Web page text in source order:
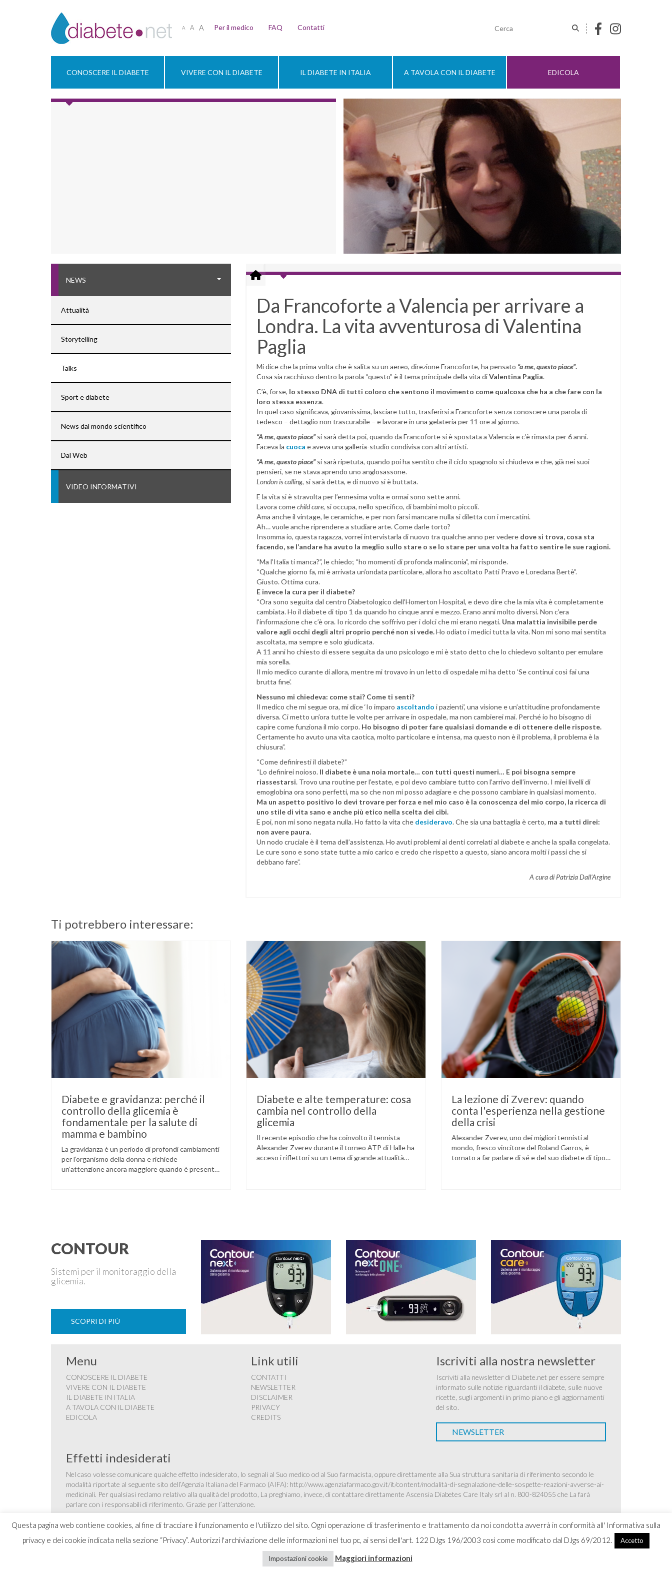
A A A Per il medico FAQ Contatti
CONOSCERE IL DIABETE VIVERE CON IL DIABETE IL DIABETE IN ITALIA A TAVOLA CON IL DIABETE EDICOLA
NEWS
Attualità
Storytelling
Talks
Sport e diabete
News dal mondo scientifico
Dal Web
VIDEO INFORMATIVI
Da Francoforte a Valencia per arrivare a
Londra. La vita avventurosa di Valentina
Paglia
Mi dice che la prima volta che è salita su un aereo, direzione Francoforte, ha pensato “a me, questo piace”.
Cosa sia racchiuso dentro la parola “questo” è il tema principale della vita diValentina Paglia.
C’è, forse, lo stesso DNA di tutti coloro che sentono il movimento come qualcosa che ha a che fare con la
loro stessa essenza.
In quel caso significava, giovanissima, lasciare tutto, trasferirsi a Francoforte senza conoscere una parola di
tedesco – dettaglio non trascurabile – e lavorare in una gelateria per 11 ore al giorno.
“A me, questo piace”si sarà detta poi, quando da Francoforte si è spostata a Valencia e c’è rimasta per 6 anni.
Faceva la cuoca e aveva una galleria-studio condivisa con altri artisti.
“A me, questo piace” si sarà ripetuta, quando poi ha sentito che il ciclo spagnolo si chiudeva e che, già nei suoi
pensieri, se ne stava aprendo uno anglosassone.
London is calling, si sarà detta, e di nuovo si è buttata.
E la vita si è stravolta per l’ennesima volta e ormai sono sette anni.
Lavora comechild care, si occupa, nello specifico, di bambini molto piccoli.
Ama anche il vintage, le ceramiche, e per non farsi mancare nulla si diletta con i mercatini.
Ah… vuole anche riprendere a studiare arte. Come darle torto?
Insomma io, questa ragazza, vorrei intervistarla di nuovo tra qualche anno per vedere dove si trova, cosa sta
facendo, se l’andare ha avuto la meglio sullo stare o se lo stare per una volta ha fatto sentire le sue ragioni.
“Ma l’Italia ti manca?”, le chiedo; “ho momenti di profonda malinconia”, mi risponde.
“Qualche giorno fa, mi è arrivata un’ondata particolare, allora ho ascoltato Patti Pravo e Loredana Bertè”.
Giusto. Ottima cura.
E invece la cura per il diabete?
“Ora sono seguita dal centro Diabetologico dell’Homerton Hospital, e devo dire che la mia vita è completamente
cambiata. Ho il diabete di tipo 1 da quando ho cinque anni e mezzo. Erano anni molto diversi. Non c’era
l’informazione che c’è ora. Io ricordo che soffrivo per i dolci che mi erano negati. Una malattia invisibile perde
valore agli occhi degli altri proprio perché non si vede.Ho odiato i medici tutta la vita. Non mi sono mai sentita
ascoltata, ma sempre e solo giudicata.
A 11 anni ho chiesto di essere seguita da uno psicologo e mi è stato detto che lo chiedevo soltanto per emulare
mia sorella.
Il mio medico curante di allora, mentre mi trovavo in un letto di ospedale mi ha detto ‘Se continui così fai una
brutta fine’.
Nessuno mi chiedeva: come stai? Come ti senti?
Il medico che mi segue ora, mi dice ‘Io imparo ascoltando i pazienti’, una visione e un’attitudine profondamente
diversa. Ci metto un’ora tutte le volte per arrivare in ospedale, ma non cambierei mai. Perché io ho bisogno di
capire come funziona il mio corpo. Ho bisogno di poter fare qualsiasi domande e di ottenere delle risposte.
Certamente ho avuto una vita caotica, molto particolare e intensa, ma questo non è il problema, il problema è la
chiusura”.
“Come definiresti il diabete?”
“Lo definirei noioso. Il diabete è una noia mortale… con tutti questi numeri… E poi bisogna sempre
riassestarsi. Trovo una routine per l’estate, e poi devo cambiare tutto con l’arrivo dell’inverno. I miei livelli di
emoglobina ora sono perfetti, ma so che non mi posso adagiare e che possono cambiare in qualsiasi momento.
Ma un aspetto positivo lo devi trovare per forza e nel mio caso è la conoscenza del mio corpo, la ricerca di
uno stile di vita sano e anche più etico nella scelta dei cibi.
E poi, non mi sono negata nulla. Ho fatto la vita che desideravo. Che sia una battaglia è certo, ma a tutti direi:
non avere paura.
Un nodo cruciale è il tema dell’assistenza. Ho avuti problemi ai denti correlati al diabete e anche la spalla congelata.
Le cure sono e sono state tutte a mio carico e credo che rispetto a questo, siano ancora molti i passi che si
debbano fare”.
A cura di Patrizia Dall’Argine
Ti potrebbero interessare:
Diabete e gravidanza: perché il
controllo della glicemia è
fondamentale per la salute di
mamma e bambino
La gravidanza è un periodo di profondi cambiamenti
per l’organismo della donna e richiede
un’attenzione ancora maggiore quando è presente
Diabete e alte temperature: cosa
cambia nel controllo della
glicemia
Il recente episodio che ha coinvolto il tennista
Alexander Zverev durante il torneo ATP di Halle ha
acceso i riflettori su un tema di grande attualità
La lezione di Zverev: quando
conta l'esperienza nella gestione
della crisi
Alexander Zverev, uno dei migliori tennisti al
mondo, fresco vincitore del Roland Garros, è
tornato a far parlare di sé e del suo diabete di tipo
CONTOUR
Sistemi per il monitoraggio della
glicemia.
SCOPRI DI PIÙ
Questa pagina web contiene cookies, al fine di tracciare il funzionamento e l'utilizzo del sito. Ogni operazione di trasferimento e trattamento da noi condotta avverrà in conformità all' Informativa sulla
privacy e dei cookie indicata nella sezione “Privacy”. Autorizzi l'archiviazione delle informazioni nel tuo pc, ai sensi dell'art. 122 D.lgs 196/2003 così come modificato dal D.lgs 69/2012.
Accetto
Impostazioni cookie Maggiori informazioni
Menu
CONOSCERE IL DIABETE
VIVERE CON IL DIABETE
IL DIABETE IN ITALIA
A TAVOLA CON IL DIABETE
EDICOLA
Link utili
CONTATTI
NEWSLETTER
DISCLAIMER
PRIVACY
CREDITS
Iscriviti alla nostra newsletter
Iscriviti alla newsletter di Diabete.net per essere sempre
informato sulle notizie riguardanti il diabete, sulle nuove
ricette, sugli argomenti in primo piano e gli aggiornamenti
del sito.
NEWSLETTER
Effetti indesiderati
Nel caso volesse comunicare qualche effetto indesiderato, lo segnali al Suo medico od al Suo farmacista, oppure direttamente alla Sua struttura sanitaria di riferimento secondo le
modalità riportate al seguente sito dell’Agenzia Italiana del Farmaco (AIFA): http://www.agenziafarmaco.gov.it/it/content/modalità-di-segnalazione-delle-sospette-reazioni-avverse-ai-
medicinali. Per qualsiasi reclamo relativo alla qualità del prodotto, La preghiamo, invece, di contattare direttamente Ascensia Diabetes Care Italy srl al n. 800-824055 che La farà
parlare con i responsabili di riferimento. Grazie per l’attenzione.